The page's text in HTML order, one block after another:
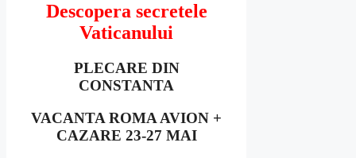
Descopera secretele
Vaticanului
PLECARE DIN
CONSTANTA
VACANTA ROMA AVION +
CAZARE 23-27 MAI